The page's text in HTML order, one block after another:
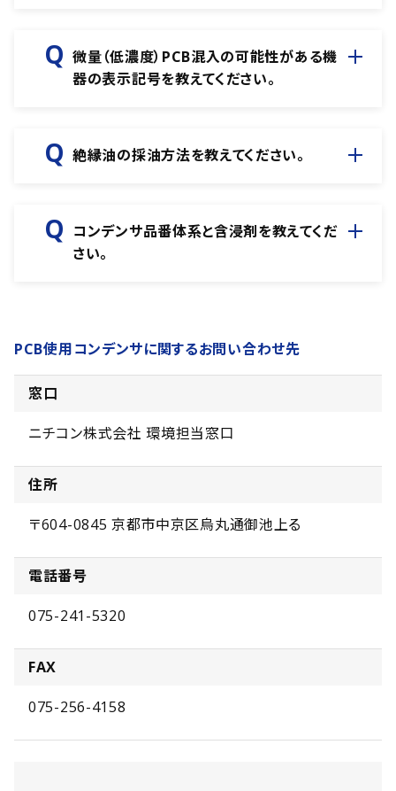
微量（低濃度）PCB混入の可能性がある機
器の表示記号を教えてください。
絶縁油の採油方法を教えてください。
コンデンサ品番体系と含浸剤を教えてくだ
さい。
PCB使用コンデンサに関するお問い合わせ先
窓口
ニチコン株式会社 環境担当窓口
住所
〒604-0845 京都市中京区烏丸通御池上る
電話番号
075-241-5320
FAX
075-256-4158